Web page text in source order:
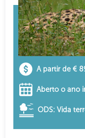
A partir de €
Aberto o ano
ODS: Vida